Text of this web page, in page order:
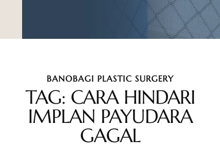
BANOBAGI PLASTIC SURGERY
TAG: CARA HINDARI
IMPLAN PAYUDARA
GAGAL